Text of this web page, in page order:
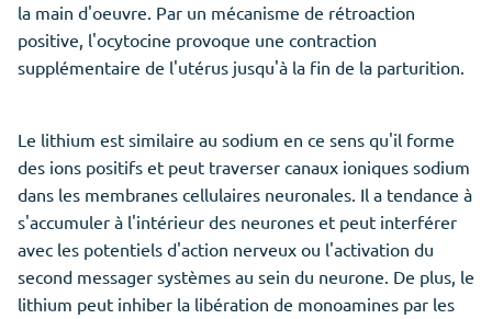
la main d'oeuvre. Par un mécanisme de rétroaction
positive, l'ocytocine provoque une contraction
supplémentaire de l'utérus jusqu'à la fin de la parturition.
Le lithium est similaire au sodium en ce sens qu'il forme
des ions positifs et peut traverser canaux ioniques sodium
dans les membranes cellulaires neuronales. Il a tendance à
s'accumuler à l'intérieur des neurones et peut interférer
avec les potentiels d'action nerveux ou l'activation du
second messager systèmes au sein du neurone. De plus, le
lithium peut inhiber la libération de monoamines par les